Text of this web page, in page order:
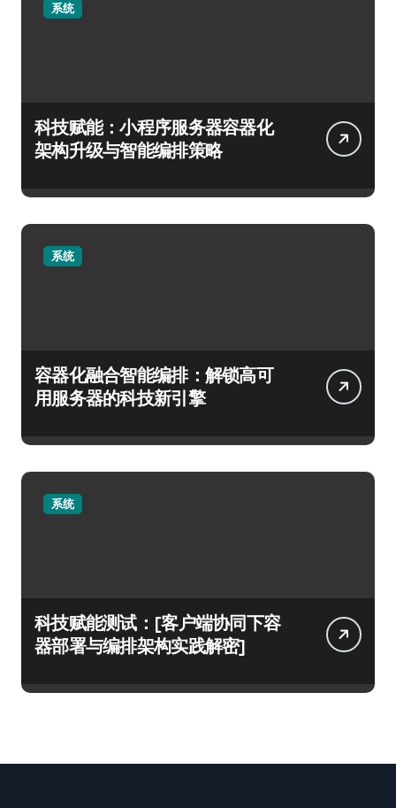
系统
科技赋能：小程序服务器容器化
架构升级与智能编排策略
系统
容器化融合智能编排：解锁高可
用服务器的科技新引擎
系统
科技赋能测试：[客户端协同下容
器部署与编排架构实践解密]